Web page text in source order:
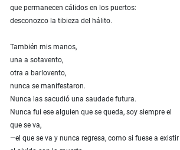
que permanecen cálidos en los puertos:
desconozco la tibieza del hálito.
También mis manos,
una a sotavento,
otra a barlovento,
nunca se manifestaron.
Nunca las sacudió una saudade futura.
Nunca fui ese alguien que se queda, soy siempre el
que se va,
—el que se va y nunca regresa, como si fuese a existir